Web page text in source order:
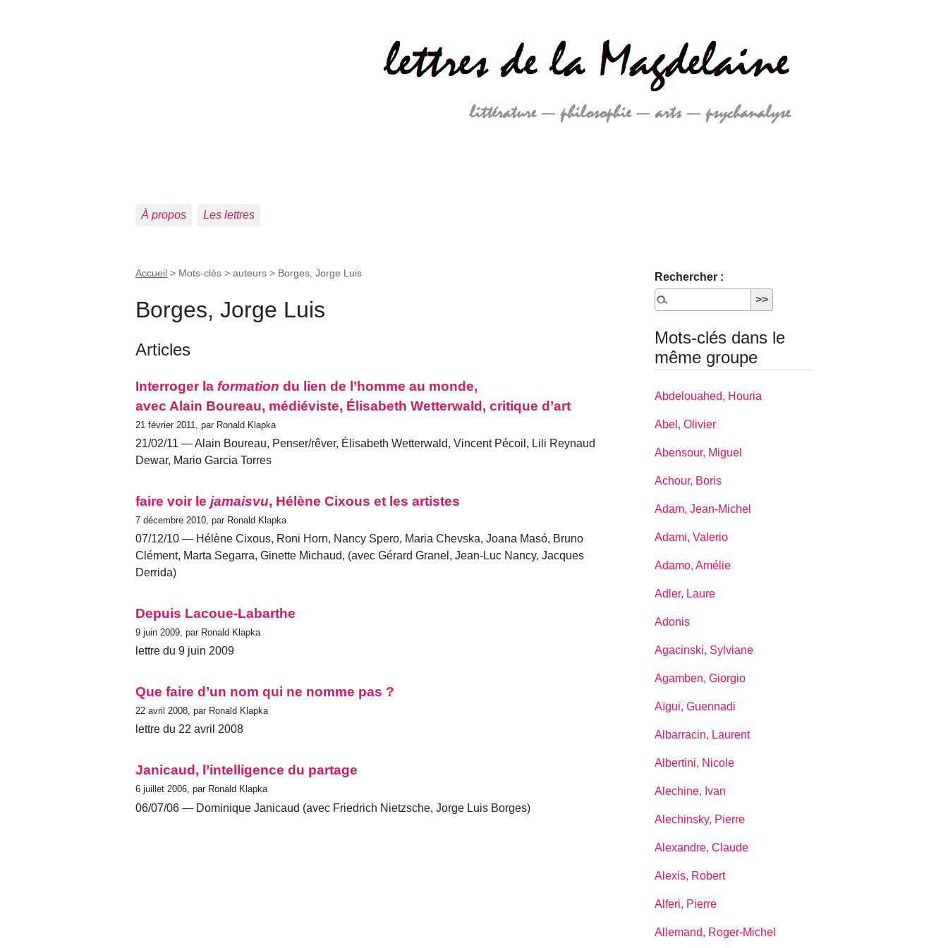
À propos Les lettres
Accueil > Mots-clés > auteurs > Borges, Jorge Luis
Borges, Jorge Luis
Articles
Interroger la formation du lien de l’homme au monde,
avec Alain Boureau, médiéviste, Élisabeth Wetterwald, critique d’art
21 février 2011, par Ronald Klapka
21/02/11 — Alain Boureau, Penser/rêver, Élisabeth Wetterwald, Vincent Pécoil, Lili Reynaud
Dewar, Mario Garcia Torres
faire voir le jamaisvu, Hélène Cixous et les artistes
7 décembre 2010, par Ronald Klapka
07/12/10 — Hélène Cixous, Roni Horn, Nancy Spero, Maria Chevska, Joana Masó, Bruno
Clément, Marta Segarra, Ginette Michaud, (avec Gérard Granel, Jean-Luc Nancy, Jacques
Derrida)
Depuis Lacoue-Labarthe
9 juin 2009, par Ronald Klapka
lettre du 9 juin 2009
Que faire d’un nom qui ne nomme pas ?
22 avril 2008, par Ronald Klapka
lettre du 22 avril 2008
Janicaud, l’intelligence du partage
6 juillet 2006, par Ronald Klapka
06/07/06 — Dominique Janicaud (avec Friedrich Nietzsche, Jorge Luis Borges)
Rechercher :
Mots-clés dans le
même groupe
Abdelouahed, Houria
Abel, Olivier
Abensour, Miguel
Achour, Boris
Adam, Jean-Michel
Adami, Valerio
Adamo, Amélie
Adler, Laure
Adonis
Agacinski, Sylviane
Agamben, Giorgio
Aïgui, Guennadi
Albarracin, Laurent
Albertini, Nicole
Alechine, Ivan
Alechinsky, Pierre
Alexandre, Claude
Alexis, Robert
Alferi, Pierre
Allemand, Roger-Michel